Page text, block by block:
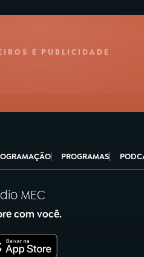
E PUBLICIDADE
PROGRAMAS
MEC
com você.